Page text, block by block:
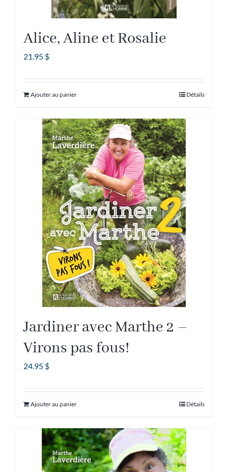
produit
Alice, Aline et Rosalie
21.95 $
Ajouter au panier Détails
Jardiner avec Marthe 2 –
Virons pas fous!
24.95 $
Ajouter au panier Détails